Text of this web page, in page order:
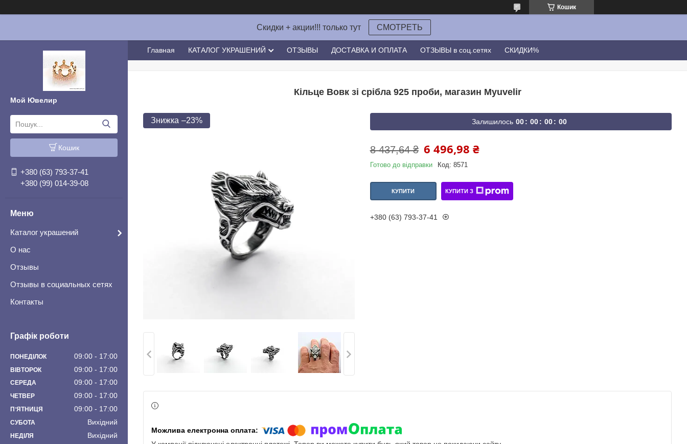
Кошик
Скидки + акции!!! только тут СМОТРЕТЬ
Мой Ювелир
Кошик
+380 (63) 793-37-41
+380 (99) 014-39-08
Каталог украшений
О нас
Отзывы
Отзывы в социальных сетях
Контакты
Графік роботи
ПОНЕДІЛОК 09:00 17:00
ВІВТОРОК 09:00 17:00
СЕРЕДА 09:00 17:00
ЧЕТВЕР 09:00 17:00
ПʼЯТНИЦЯ 09:00 17:00
СУБОТА Вихідний
НЕДІЛЯ Вихідний
Главная КАТАЛОГ УКРАШЕНИЙ ОТЗЫВЫ ДОСТАВКА И ОПЛАТА ОТЗЫВЫ в соц.сетях СКИДКИ%
Кільце Вовк зі срібла 925 проби, магазин Myuvelir
–23% Залишилось 00 00 00 00
8 437,64 ₴ 6 496,98 ₴
Готово до відправки Код: 8571
КУПИТИ КУПИТИ З
+380 (63) 793-37-41